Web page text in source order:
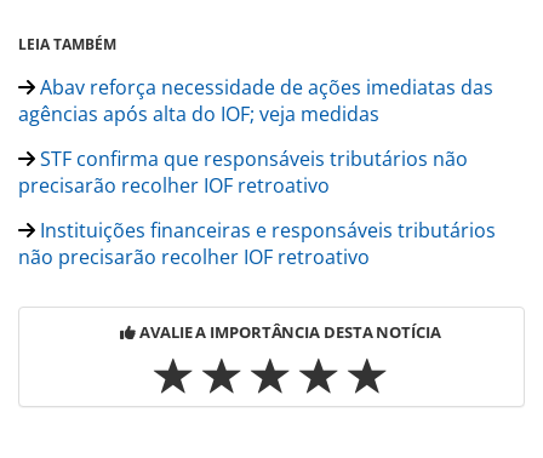
LEIA TAMBÉM
Abav reforça necessidade de ações imediatas das
agências após alta do IOF; veja medidas
STF confirma que responsáveis tributários não
precisarão recolher IOF retroativo
Instituições financeiras e responsáveis tributários
não precisarão recolher IOF retroativo
AVALIE A IMPORTÂNCIA DESTA NOTÍCIA